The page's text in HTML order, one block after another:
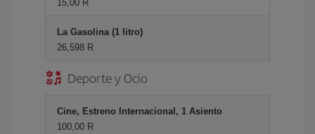
15,00 R
La Gasolina (1 litro)
26,598 R
Deporte y Ocio
Cine, Estreno Internacional, 1 Asiento
100,00 R